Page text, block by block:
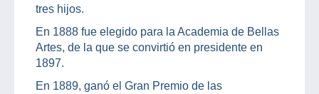
tres hijos.
En 1888 fue elegido para la Academia de Bellas
Artes, de la que se convirtió en presidente en
1897.
En 1889, ganó el Gran Premio de las